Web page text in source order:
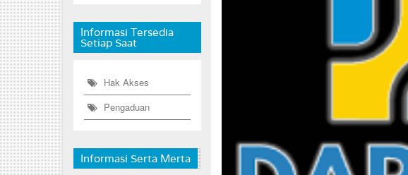
Informasi Tersedia
Setiap Saat
Hak Akses
Pengaduan
Informasi Serta Merta